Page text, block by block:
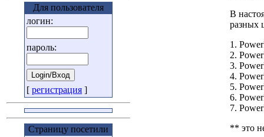
Для пользователя
логин:
пароль:
[ регистрация ]
Страницу посетили
В
разных
1.
2.
3.
4.
5.
6.
7.
** это